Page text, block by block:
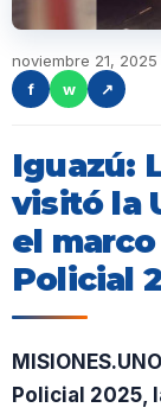
noviembre 21, 2025
f
w ↗
Iguazú:
visitó la
el
Policial
Policial 2025,